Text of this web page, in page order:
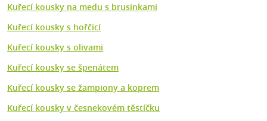
Kuřecí kousky na medu s brusinkami
Kuřecí kousky s hořčicí
Kuřecí kousky s olivami
Kuřecí kousky se špenátem
Kuřecí kousky se žampiony a koprem
Kuřecí kousky v česnekovém těstíčku